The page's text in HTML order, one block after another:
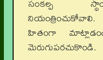
సంకల్ప
హితంగా
మెరుగుపరచుకొండి.